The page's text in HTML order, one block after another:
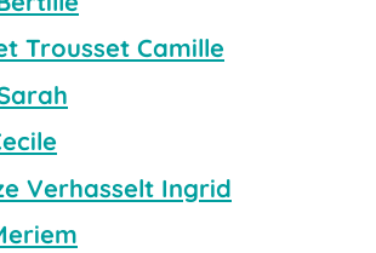
Trousset Camille
Verhasselt Ingrid